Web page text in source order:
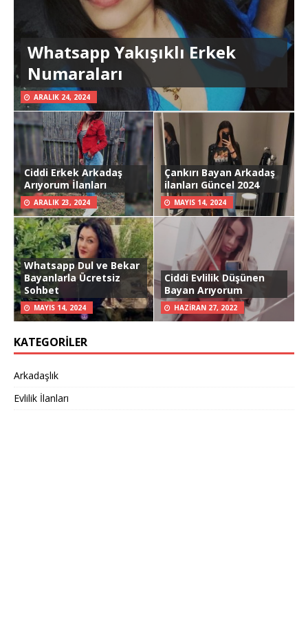
Whatsapp Yakışıklı Erkek
Numaraları
ARALIK 24, 2024
Ciddi Erkek Arkadaş
Arıyorum İlanları
ARALIK 23, 2024
Çankırı Bayan Arkadaş
ilanları Güncel 2024
MAYIS 14, 2024
Whatsapp Dul ve Bekar
Bayanlarla Ücretsiz
Sohbet
MAYIS 14, 2024
Ciddi Evlilik Düşünen
Bayan Arıyorum
HAZIRAN 27, 2022
KATEGORILER
Arkadaşlık
Evlilik İlanları